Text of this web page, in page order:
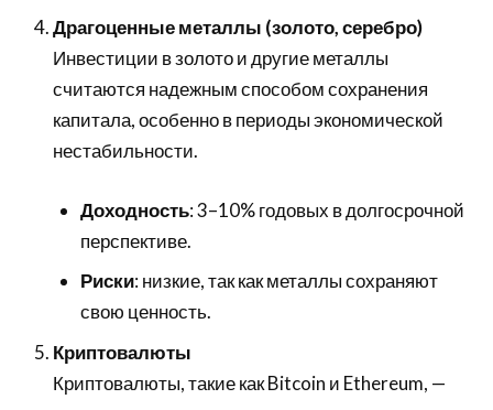
Драгоценные металлы (золото, серебро)
Инвестиции в золото и другие металлы
считаются надежным способом сохранения
капитала, особенно в периоды экономической
нестабильности.
Доходность: 3–10% годовых в долгосрочной
перспективе.
Риски: низкие, так как металлы сохраняют
свою ценность.
Криптовалюты
Криптовалюты, такие как Bitcoin и Ethereum, —